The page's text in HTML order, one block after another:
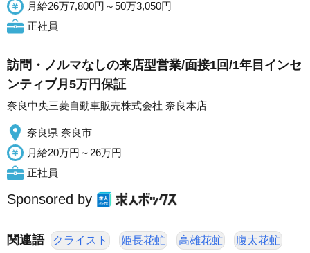
月給26万7,800円～50万3,050円
正社員
訪問・ノルマなしの来店型営業/面接1回/1年目インセ
ンティブ月5万円保証
奈良中央三菱自動車販売株式会社 奈良本店
奈良県 奈良市
月給20万円～26万円
正社員
Sponsored by
関連語 クライスト 姫長花虻 高雄花虻 腹太花虻